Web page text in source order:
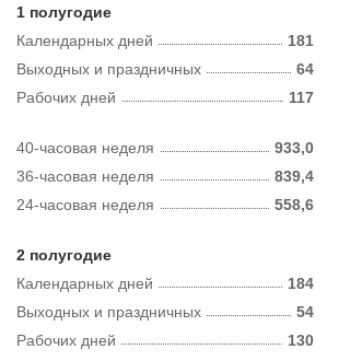
1 полугодие
Календарных дней
181
Рабочих дней 117
Выходных и праздничных 64
40-часовая неделя
933,0
36-часовая неделя
839,4
24-часовая неделя
558,6
2 полугодие
Календарных дней
184
Рабочих дней 130
Выходных и праздничных 54